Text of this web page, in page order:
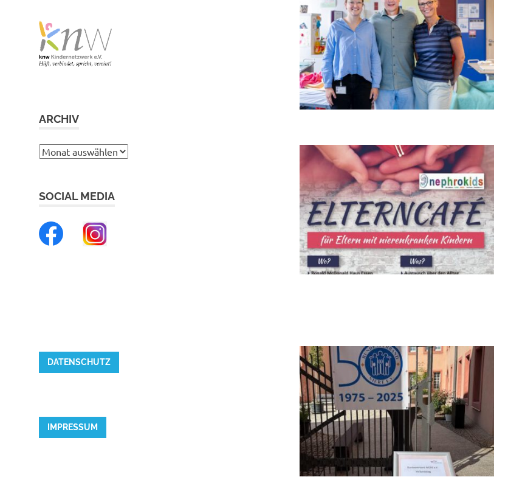
ARCHIV
Archiv
SOCIAL MEDIA
DATENSCHUTZ
IMPRESSUM